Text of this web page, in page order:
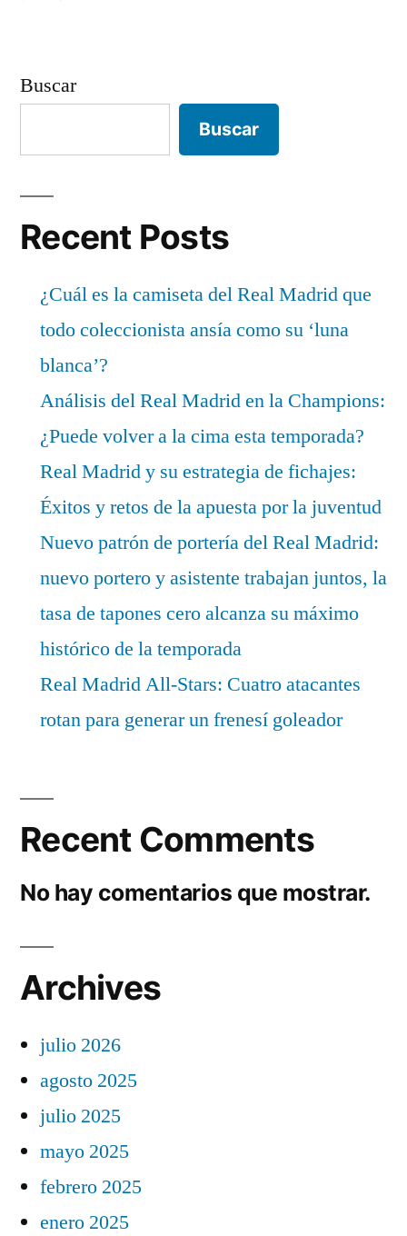
Buscar
Buscar
Recent Posts
¿Cuál es la camiseta del Real Madrid que
todo coleccionista ansía como su ‘luna
blanca’?
Análisis del Real Madrid en la Champions:
¿Puede volver a la cima esta temporada?
Real Madrid y su estrategia de fichajes:
Éxitos y retos de la apuesta por la juventud
Nuevo patrón de portería del Real Madrid:
nuevo portero y asistente trabajan juntos, la
tasa de tapones cero alcanza su máximo
histórico de la temporada
Real Madrid All-Stars: Cuatro atacantes
rotan para generar un frenesí goleador
Recent Comments
No hay comentarios que mostrar.
Archives
julio 2026
agosto 2025
julio 2025
mayo 2025
febrero 2025
enero 2025